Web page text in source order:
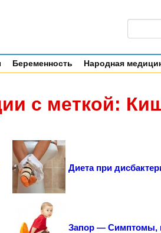
Беременность Народная
с меткой:
Диета при
Запор — Симптомы,